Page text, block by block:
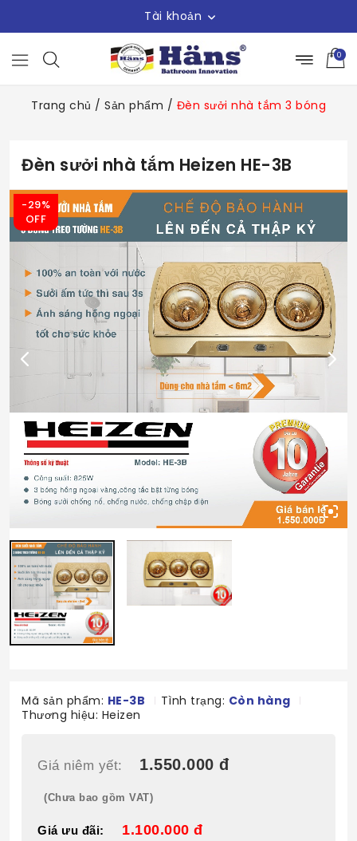
Tài khoản
0
Trang chủ / Sản phẩm / Đèn sưởi nhà tắm 3 bóng
Đèn sưởi nhà tắm Heizen HE-3B
-29%
OFF
Mã sản phẩm: HE-3B Tình trạng: Còn hàng
Thương hiệu: Heizen
Giá niêm yết: 1.550.000 đ
(Chưa bao gồm VAT)
Giá ưu đãi: 1.100.000 đ